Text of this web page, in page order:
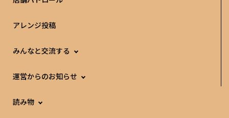
アレンジ投稿
みんなと交流する
運営からのお知らせ
読み物